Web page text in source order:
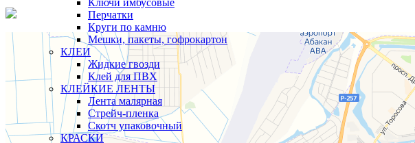
Ключи имбусовые
Перчатки
Круги по камню
Мешки, пакеты, гофрокартон
КЛЕИ
Жидкие гвозди
Клей для ПВХ
КЛЕЙКИЕ ЛЕНТЫ
Лента малярная
Стрейч-пленка
Скотч упаковочный
КРАСКИ